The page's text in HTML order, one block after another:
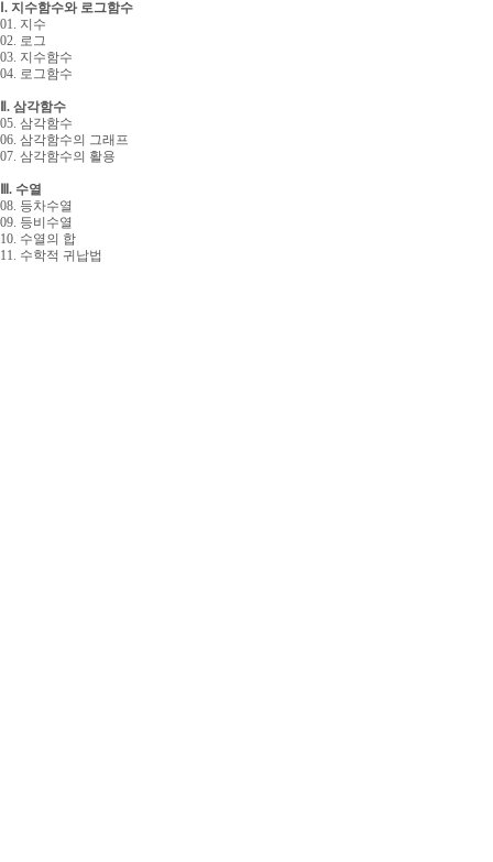
Ⅰ. 지수함수와 로그함수
01. 지수
02. 로그
03. 지수함수
04. 로그함수
Ⅱ. 삼각함수
05. 삼각함수
06. 삼각함수의 그래프
07. 삼각함수의 활용
Ⅲ. 수열
08. 등차수열
09. 등비수열
10. 수열의 합
11. 수학적 귀납법